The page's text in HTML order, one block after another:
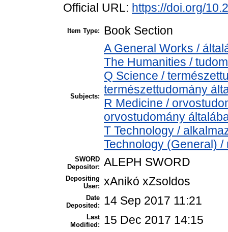
Official URL: https://doi.org/
Item Type: Book Section
Subjects:
A General Works /
The Humanities /
Q Science /
természettudomány
R Medicine /
orvostudomány
T Technology /
Technology (General)
SWORD
Depositor: ALEPH SWORD
Depositing
User: xAnikó xZsoldos
Date
Deposited:
14 Sep 2017 11:21
Last
Modified:
15 Dec 2017 14:15